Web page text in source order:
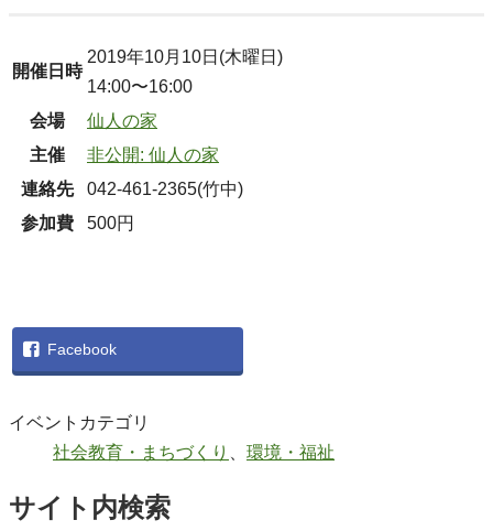
開催日時
2019年10月10日(木曜日)
14:00〜16:00
会場
仙人の家
主催
非公開: 仙人の家
連絡先
042-461-2365(竹中)
参加費
500円
Facebook
イベントカテゴリ
社会教育・まちづくり
環境・福祉
サイト内検索